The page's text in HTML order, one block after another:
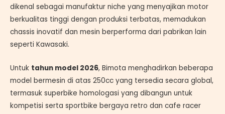
dikenal sebagai manufaktur niche yang menyajikan motor
berkualitas tinggi dengan produksi terbatas, memadukan
chassis inovatif dan mesin berperforma dari pabrikan lain
seperti Kawasaki.
Untuk tahun model 2026, Bimota menghadirkan beberapa
model bermesin di atas 250cc yang tersedia secara global,
termasuk superbike homologasi yang dibangun untuk
kompetisi serta sportbike bergaya retro dan cafe racer